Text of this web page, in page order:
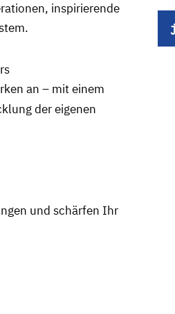
inspirierende
an – mit einem
der eigenen
und schärfen Ihr